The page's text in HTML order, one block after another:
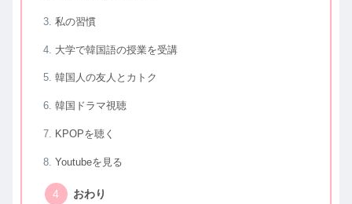
私の習慣
大学で韓国語の授業を受講
韓国人の友人とカトク
韓国ドラマ視聴
KPOPを聴く
Youtubeを見る
おわり